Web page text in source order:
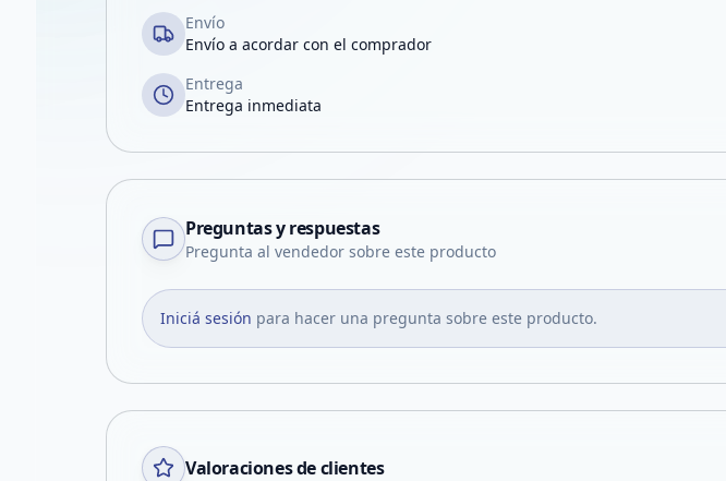
Envío
Envío a acordar con el comprador
Entrega
Entrega inmediata
Preguntas y respuestas
Pregunta al vendedor sobre este producto
Iniciá sesión para hacer una pregunta sobre este producto.
Valoraciones de clientes